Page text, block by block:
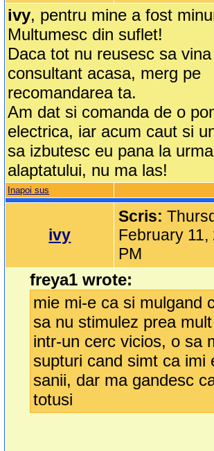
ivy, pentru mine a fost
Multumesc din suflet!
Daca tot nu reusesc sa
consultant acasa, merg pe
recomandarea ta.
Am dat si comanda de o
electrica, iar acum caut si
sa izbutesc eu pana la
alaptatului, nu ma las!
Inapoi sus
ivy
Scris:
February 11,
PM
freya1 wrote:
mie mi-e ca si mulgand
sa nu stimulez prea
intr-un cerc vicios, o sa
supturi cand simt ca imi
sanii, dar ma gandesc
totusi